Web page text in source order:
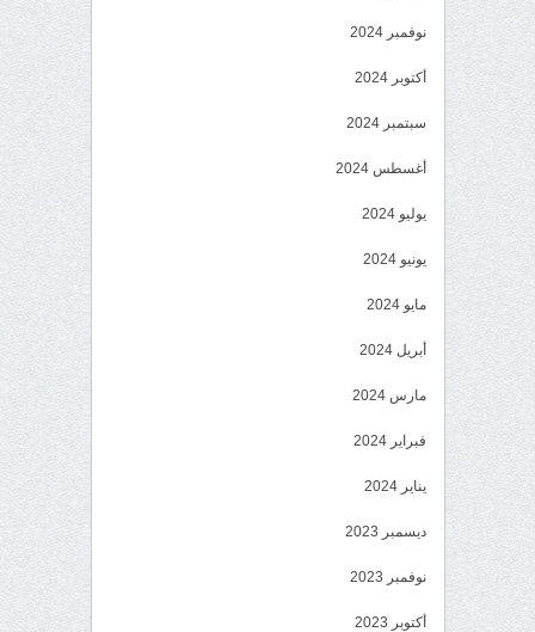
نوفمبر 2024
أكتوبر 2024
سبتمبر 2024
أغسطس 2024
يوليو 2024
يونيو 2024
مايو 2024
أبريل 2024
مارس 2024
فبراير 2024
يناير 2024
ديسمبر 2023
نوفمبر 2023
أكتوبر 2023